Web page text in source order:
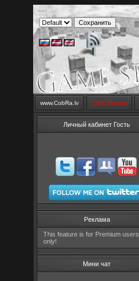
www.CobRa.lv LIVE Stream
Личный кабинет Гость
Реклама
This feature is for Premium users
only!
Мини чат